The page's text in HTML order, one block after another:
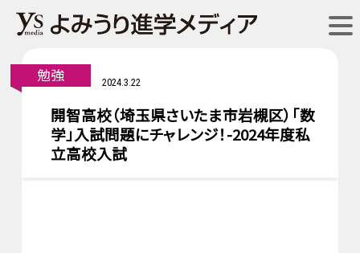
勉強 2024.3.22
開智高校（埼玉県さいたま市岩槻区）「数
学」入試問題にチャレンジ！-2024年度私
立高校入試